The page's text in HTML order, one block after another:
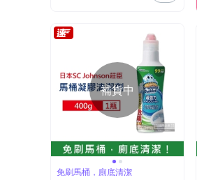
補貨中
免刷馬桶，廁底清潔